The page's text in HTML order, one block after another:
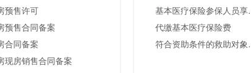
预售许可
预售合同备案
合同备案
现房销售合同备案
基本医疗
代缴基本医疗保险费
符合资助条